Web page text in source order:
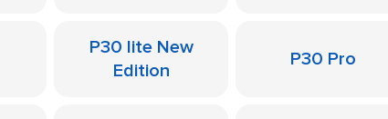
P30 lite New
Edition
P30 Pro